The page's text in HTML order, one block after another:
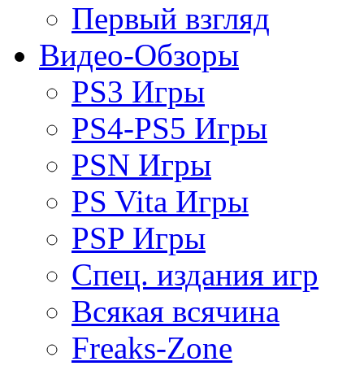
Первый взгляд
Видео-Обзоры
PS3 Игры
PS4-PS5 Игры
PSN Игры
PS Vita Игры
PSP Игры
Спец. издания игр
Всякая всячина
Freaks-Zone